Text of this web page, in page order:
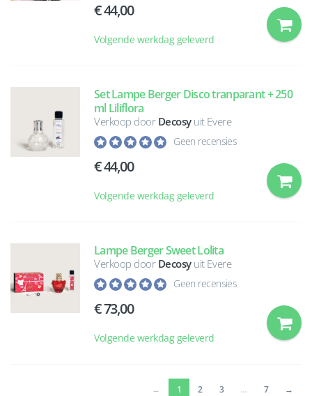
44,00
Volgende werkdag geleverd
Set Lampe Berger Disco tranparant + 250
ml Liliflora
Verkoop door Decosyuit Evere
Geen recensies
44,00
Volgende werkdag geleverd
Lampe Berger Sweet Lolita
Verkoop door Decosyuit Evere
Geen recensies
73,00
Volgende werkdag geleverd
← 1 (current)
2 3 … 7 →